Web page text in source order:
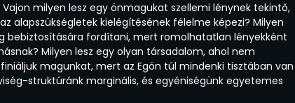
milyen lesz egy önmagukat szellemi lénynek tekintő,
alapszükségletek kielégítésének félelme képezi? Milyen
bebiztosítására fordítani, mert romolhatatlan lényekként
Milyen lesz egy olyan társadalom, ahol nem
magunkat, mert az Egón túl mindenki tisztában van
struktúránk marginális, és egyéniségünk egyetemes